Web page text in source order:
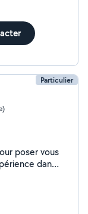
Particulier
dan